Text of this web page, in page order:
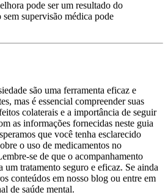
pode ser um resultado do
supervisão médica pode
são uma ferramenta eficaz e
mas é essencial compreender suas
colaterais e a importância de seguir
as informações fornecidas neste guia
que você tenha esclarecido
o uso de medicamentos no
se de que o acompanhamento
um tratamento seguro e eficaz. Se ainda
conteúdos em nosso blog ou entre em
de saúde mental.